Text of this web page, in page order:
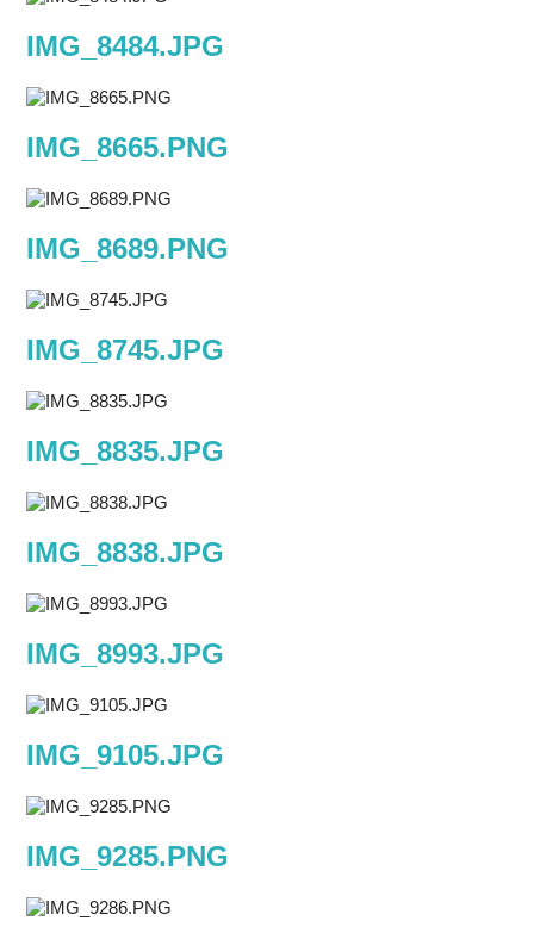
IMG_8484.JPG
IMG_8665.PNG
IMG_8689.PNG
IMG_8745.JPG
IMG_8835.JPG
IMG_8838.JPG
IMG_8993.JPG
IMG_9105.JPG
IMG_9285.PNG